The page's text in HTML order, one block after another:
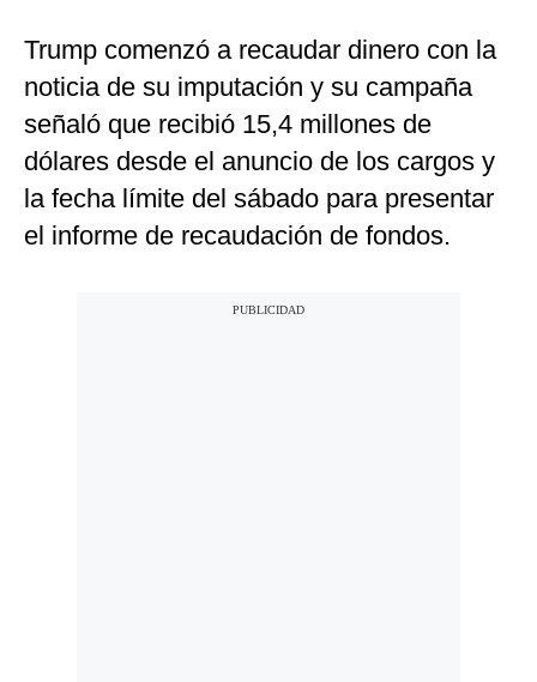
Trump comenzó a recaudar dinero con la
noticia de su imputación y su campaña
señaló que recibió 15,4 millones de
dólares desde el anuncio de los cargos y
la fecha límite del sábado para presentar
el informe de recaudación de fondos.